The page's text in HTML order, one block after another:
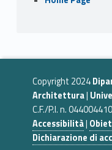
Copyright 2024
Architettura|
C.F./P.I. n.
Accessibilità|
Dichiarazione di